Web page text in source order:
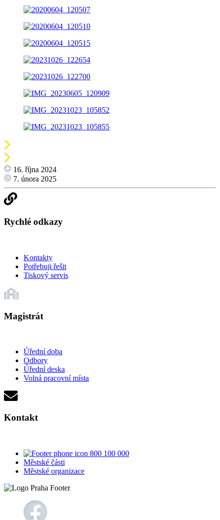
16. října 2024
7. února 2025
Rychlé odkazy
Kontakty
Potřebuji řešit
Tiskový servis
Magistrát
Úřední doba
Odbory
Úřední deska
Volná pracovní místa
Kontakt
800 100 000
Městské části
Městské organizace